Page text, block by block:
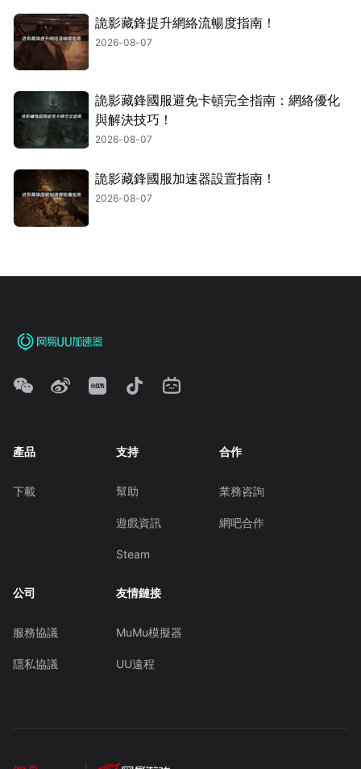
詭影藏鋒提升網絡流暢度指南！
2026-08-07
詭影藏鋒國服避免卡頓完全指南：網絡優化
與解決技巧！
2026-08-07
詭影藏鋒國服加速器設置指南！
2026-08-07
產品
下載
支持
幫助
遊戲資訊
Steam
合作
業務咨詢
網吧合作
公司
服務協議
隱私協議
友情鏈接
MuMu模擬器
UU遠程